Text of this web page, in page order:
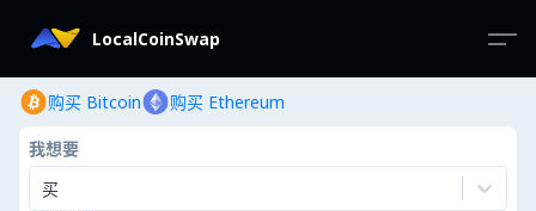
LocalCoinSwap
购买 Bitcoin 购买 Ethereum
我想要
买